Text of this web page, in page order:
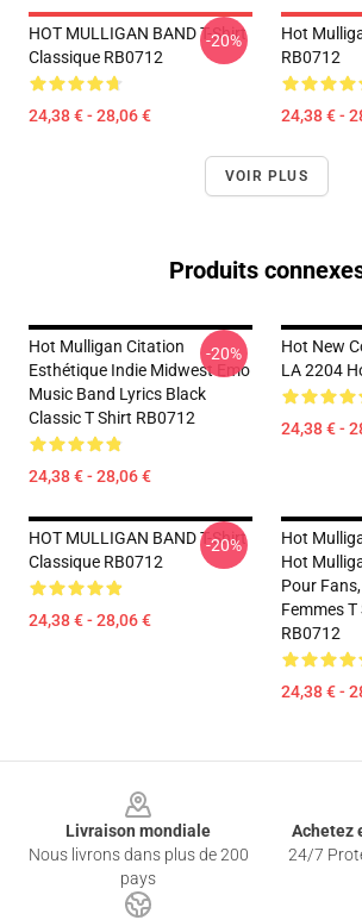
HOT MULLIGAN BAND T-Shirt
Classique RB0712
24,38 € - 28,06 €
-20%
Hot
RB0712
24,38 € -
VOIR PLUS
Produits
Hot Mulligan Citation
Esthétique Indie Midwest Emo
Music Band Lyrics Black
Classic T Shirt RB0712
24,38 € - 28,06 €
-20%
Hot New
LA 2204
24,38 € -
HOT MULLIGAN BAND T-Shirt
Classique RB0712
24,38 € - 28,06 €
-20%
Hot
Hot
Pour
Femmes
RB0712
24,38 € -
Livraison mondiale
Nous livrons dans plus de 200
pays
Achetez
24/7